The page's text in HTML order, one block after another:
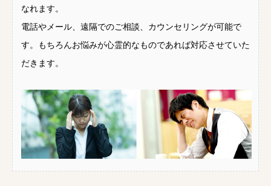
なれます。
電話やメール、遠隔でのご相談、カウンセリングが可能で
す。もちろんお悩みが心霊的なものであれば対応させていた
だきます。